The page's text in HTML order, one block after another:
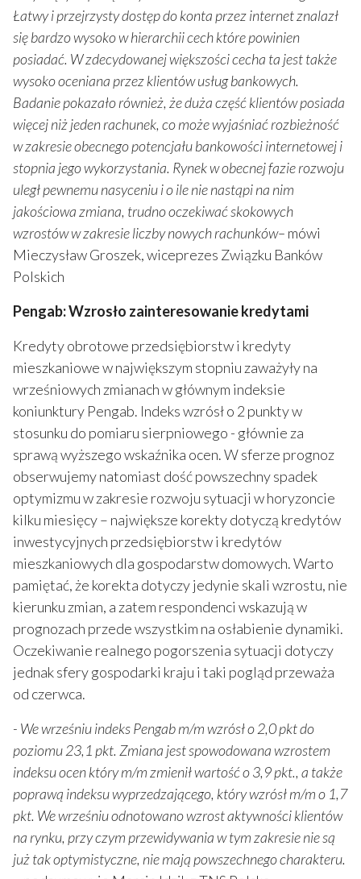
Łatwy i przejrzysty dostęp do konta przez internet znalazł
się bardzo wysoko w hierarchii cech które powinien
posiadać. W zdecydowanej większości cecha ta jest także
wysoko oceniana przez klientów usług bankowych.
Badanie pokazało również, że duża część klientów posiada
więcej niż jeden rachunek, co może wyjaśniać rozbieżność
w zakresie obecnego potencjału bankowości internetowej i
stopnia jego wykorzystania. Rynek w obecnej fazie rozwoju
uległ pewnemu nasyceniu i o ile nie nastąpi na nim
jakościowa zmiana, trudno oczekiwać skokowych
wzrostów w zakresie liczby nowych rachunków– mówi
Mieczysław Groszek, wiceprezes Związku Banków
Polskich
Pengab: Wzrosło zainteresowanie kredytami
Kredyty obrotowe przedsiębiorstw i kredyty
mieszkaniowe w największym stopniu zaważyły na
wrześniowych zmianach w głównym indeksie
koniunktury Pengab. Indeks wzrósł o 2 punkty w
stosunku do pomiaru sierpniowego - głównie za
sprawą wyższego wskaźnika ocen. W sferze prognoz
obserwujemy natomiast dość powszechny spadek
optymizmu w zakresie rozwoju sytuacji w horyzoncie
kilku miesięcy – największe korekty dotyczą kredytów
inwestycyjnych przedsiębiorstw i kredytów
mieszkaniowych dla gospodarstw domowych. Warto
pamiętać, że korekta dotyczy jedynie skali wzrostu, nie
kierunku zmian, a zatem respondenci wskazują w
prognozach przede wszystkim na osłabienie dynamiki.
Oczekiwanie realnego pogorszenia sytuacji dotyczy
jednak sfery gospodarki kraju i taki pogląd przeważa
od czerwca.
- We wrześniu indeks Pengab m/m wzrósł o 2,0 pkt do
poziomu 23,1 pkt. Zmiana jest spowodowana wzrostem
indeksu ocen który m/m zmienił wartość o 3,9 pkt., a także
poprawą indeksu wyprzedzającego, który wzrósł m/m o 1,7
pkt. We wrześniu odnotowano wzrost aktywności klientów
na rynku, przy czym przewidywania w tym zakresie nie są
już tak optymistyczne, nie mają powszechnego charakteru.